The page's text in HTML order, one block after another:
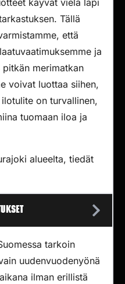
käyvät vielä läpi
Tällä
että
ja
merimatkan
voivat luottaa siihen,
on turvallinen,
tuomaan iloa ja
alueelta, tiedät
tarkoin
uudenvuodenyönä
ilman erillistä